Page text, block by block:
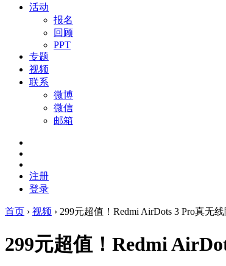
活动
报名
回顾
PPT
专题
视频
联系
微博
微信
邮箱
注册
登录
首页 › 视频 › 299元超值！Redmi AirDots 3 Pro真无
299元超值！Redmi